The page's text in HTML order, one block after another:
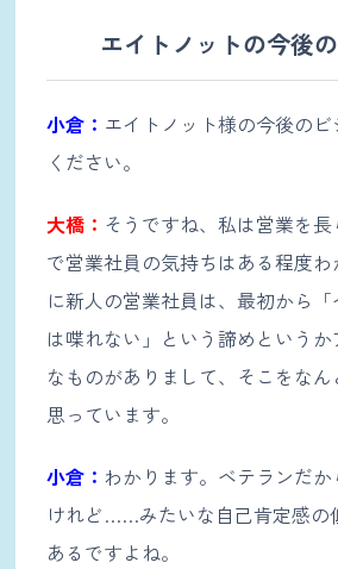
エイトノットの今後
小倉： エイトノット様の今後の
ください。
大橋： そうですね、私は営業を
で営業社員の気持ちはある程度
に新人の営業社員は、最初から
は喋れない」という諦めという
なものがありまして、そこをな
思っています。
小倉： わかります。ベテランだか
けれど……みたいな自己肯定感の
あるですよね。